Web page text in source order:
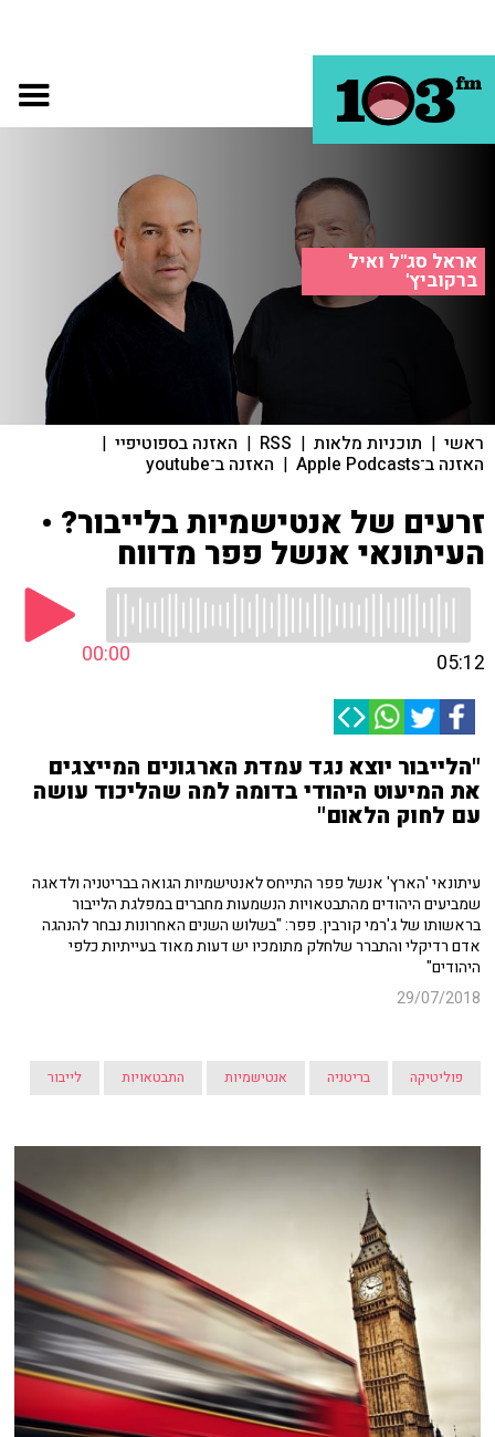
אראל סג"ל ואיל
ברקוביץ'
ראשי | תוכניות מלאות |
RSS
| האזנה בספוטיפיי |
האזנה ב־Apple Podcasts | האזנה ב־youtube
זרעים של אנטישמיות בלייבור? •
העיתונאי אנשל פפר מדווח
00:00 05:12
"הלייבור יוצא נגד עמדת הארגונים המייצגים
את המיעוט היהודי בדומה למה שהליכוד עושה
עם לחוק הלאום"
עיתונאי 'הארץ' אנשל פפר התייחס לאנטישמיות הגואה בבריטניה ולדאגה
שמביעים היהודים מהתבטאויות הנשמעות מחברים במפלגת הלייבור
בראשותו של ג'רמי קורבין. פפר: "בשלוש השנים האחרונות נבחר להנהגה
אדם רדיקלי והתברר שלחלק מתומכיו יש דעות מאוד בעייתיות כלפי
היהודים"
29/07/2018
פוליטיקה בריטניה אנטישמיות התבטאויות לייבור